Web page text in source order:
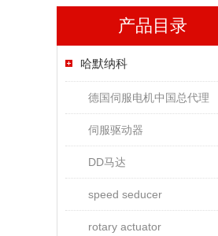
产品目录
哈默纳科
德国伺服电机中国总代理
伺服驱动器
DD马达
speed seducer
rotary actuator